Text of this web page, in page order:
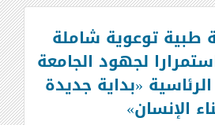
طبية توعوية شاملة
لجهود الجامعة
«بداية جديدة
الإنسان»